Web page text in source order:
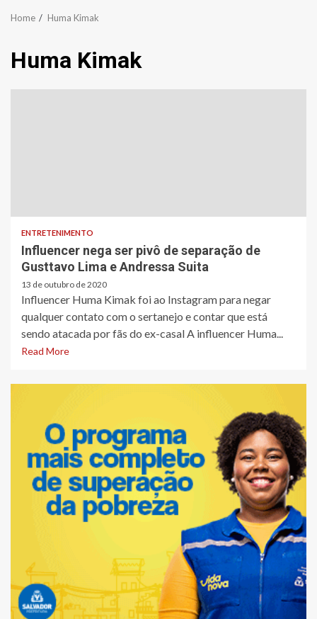
Home Huma Kimak
Huma Kimak
ENTRETENIMENTO
Influencer nega ser pivô de separação de
Gusttavo Lima e Andressa Suita
13 de outubro de 2020
Influencer Huma Kimak foi ao Instagram para negar
qualquer contato com o sertanejo e contar que está
sendo atacada por fãs do ex-casal A influencer Huma...
Read More